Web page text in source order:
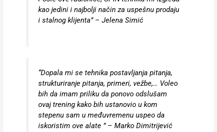
kao jedini i najbolji način za uspešnu prodaju
i stalnog klijenta” – Jelena Simić
“Dopala mi se tehnika postavljanja pitanja,
strukturiranje pitanja, primeri, vežbe,… Voleo
bih da imam priliku da ponovo odslušam
ovaj trening kako bih ustanovio u kom
stepenu sam u međuvremenu uspeo da
iskoristim ove alate ” – Marko Dimitrijević